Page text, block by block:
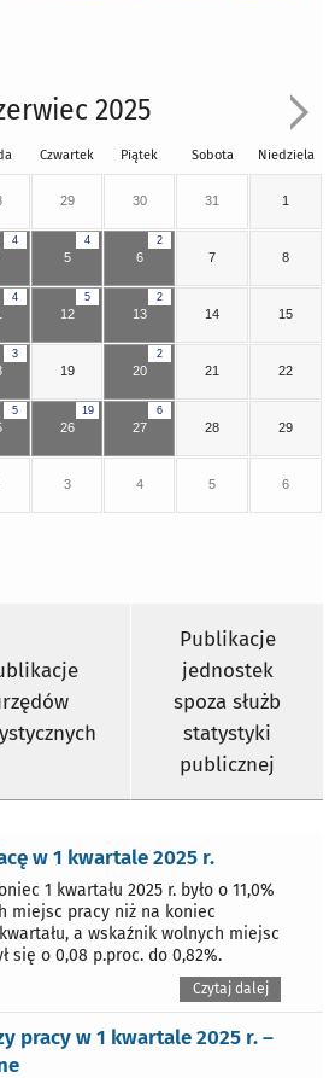
2025
Czwartek Piątek Sobota Niedziela
29 30 31 1
4 4
5
2
6 7 8
4 5
12
2
13 14 15
3
19
2
20 21 22
5 19
26
6
27 28 29
3 4 5 6
Publikacje
jednostek
spoza służb
statystyki
publicznej
w 1 kwartale 2025 r.
1 kwartału 2025 r. było o 11,0%
miejsc pracy niż na koniec
a wskaźnik wolnych miejsc
się o 0,08 p.proc. do 0,82%.
Czytaj dalej
pracy w 1 kwartale 2025 r. –